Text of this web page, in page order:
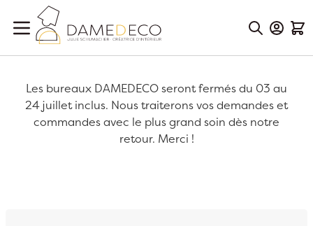
Aller au contenu
Les bureaux DAMEDECO seront fermés du 03 au
24 juillet inclus. Nous traiterons vos demandes et
commandes avec le plus grand soin dès notre
retour. Merci !